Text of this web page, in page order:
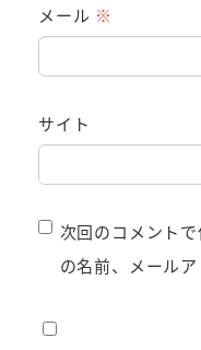
メール ※
サイト
次回のコメント
の名前、メール